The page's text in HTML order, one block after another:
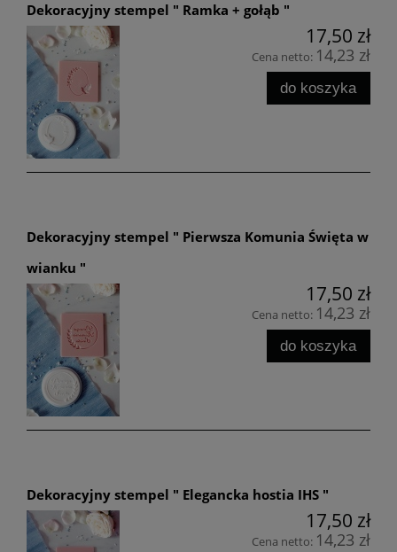
Dekoracyjny stempel " Ramka + gołąb "
17,50 zł
Cena netto: 14,23 zł
do koszyka
Dekoracyjny stempel " Pierwsza Komunia Święta w
wianku "
17,50 zł
Cena netto: 14,23 zł
do koszyka
Dekoracyjny stempel " Elegancka hostia IHS "
17,50 zł
Cena netto: 14,23 zł